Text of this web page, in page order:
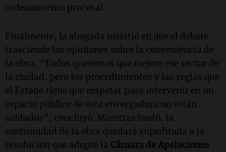
ordenamiento procesal.
Finalmente, la abogada insistió en que el debate
trasciende las opiniones sobre la conveniencia de
la obra. “Todos queremos que mejore ese sector de
la ciudad, pero los procedimientos y las reglas que
el Estado tiene que respetar para intervenir en un
espacio público de esta envergadura no están
saldados”, concluyó. Mientras tanto, la
continuidad de la obra quedará supeditada a la
resolución que adopte la Cámara de Apelaciones